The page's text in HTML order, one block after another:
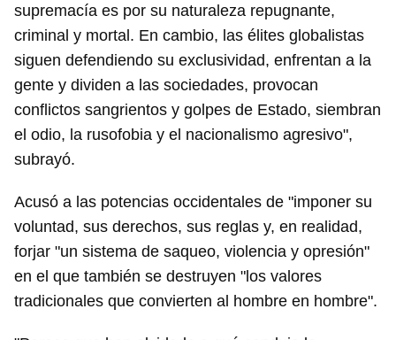
supremacía es por su naturaleza repugnante,
criminal y mortal. En cambio, las élites globalistas
siguen defendiendo su exclusividad, enfrentan a la
gente y dividen a las sociedades, provocan
conflictos sangrientos y golpes de Estado, siembran
el odio, la rusofobia y el nacionalismo agresivo",
subrayó.
Acusó a las potencias occidentales de "imponer su
voluntad, sus derechos, sus reglas y, en realidad,
forjar "un sistema de saqueo, violencia y opresión"
en el que también se destruyen "los valores
tradicionales que convierten al hombre en hombre".